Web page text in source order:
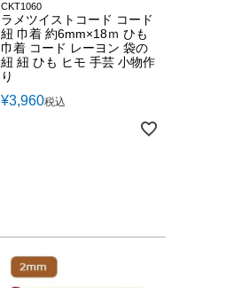
CKT1060
ラメツイストコード コード
紐 巾着 約6mm×18ｍ ひも
巾着 コード レーヨン 袋の
紐 紐 ひも ヒモ 手芸 小物作
り
¥3,960税込